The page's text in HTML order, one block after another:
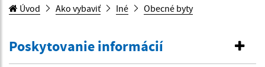
Úvod Ako vybaviť Iné Obecné byty
Poskytovanie informácií